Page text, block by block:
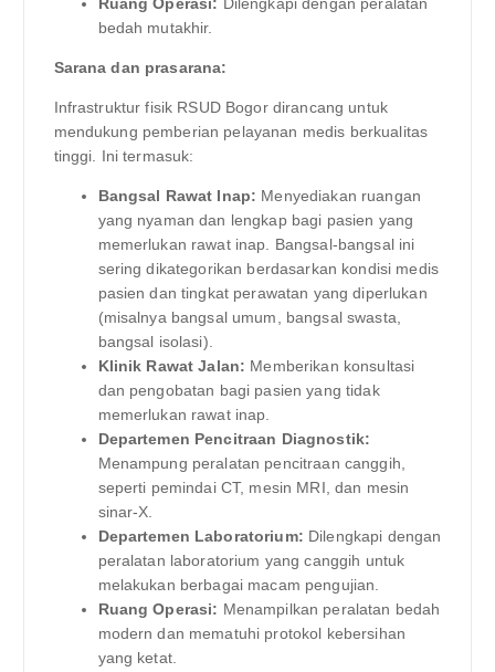
Ruang Operasi: Dilengkapi dengan peralatan
bedah mutakhir.
Sarana dan prasarana:
Infrastruktur fisik RSUD Bogor dirancang untuk
mendukung pemberian pelayanan medis berkualitas
tinggi. Ini termasuk:
Bangsal Rawat Inap: Menyediakan ruangan
yang nyaman dan lengkap bagi pasien yang
memerlukan rawat inap. Bangsal-bangsal ini
sering dikategorikan berdasarkan kondisi medis
pasien dan tingkat perawatan yang diperlukan
(misalnya bangsal umum, bangsal swasta,
bangsal isolasi).
Klinik Rawat Jalan: Memberikan konsultasi
dan pengobatan bagi pasien yang tidak
memerlukan rawat inap.
Departemen Pencitraan Diagnostik:
Menampung peralatan pencitraan canggih,
seperti pemindai CT, mesin MRI, dan mesin
sinar-X.
Departemen Laboratorium: Dilengkapi dengan
peralatan laboratorium yang canggih untuk
melakukan berbagai macam pengujian.
Ruang Operasi: Menampilkan peralatan bedah
modern dan mematuhi protokol kebersihan
yang ketat.